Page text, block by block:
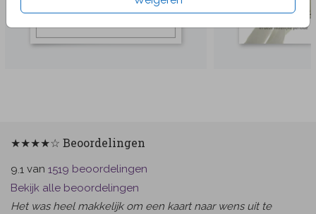
★★★★☆ Beoordelingen
9.1 van 1519 beoordelingen
Bekijk alle beoordelingen
Het was heel makkelijk om een kaart naar wens uit te